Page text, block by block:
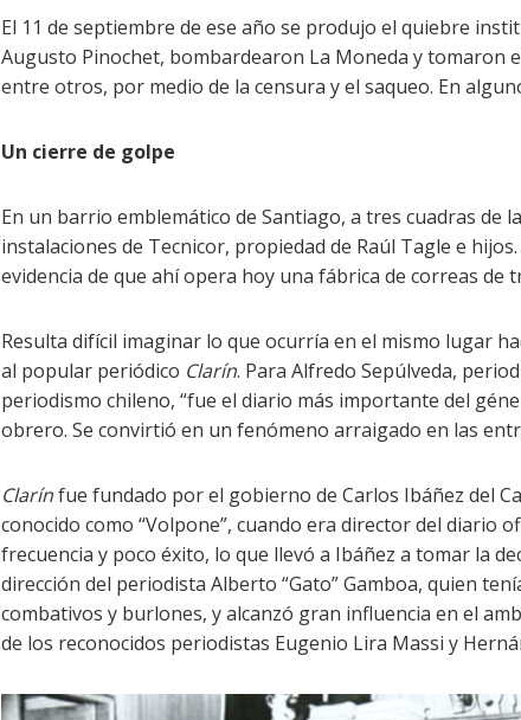
El 11 de septiembre de ese año se produjo el quiebre
Augusto Pinochet, bombardearon La Moneda y tomaron
entre otros, por medio de la censura y el saqueo. En
Un cierre de golpe
En un barrio emblemático de Santiago, a tres cuadras de
instalaciones de Tecnicor, propiedad de Raúl Tagle e
evidencia de que ahí opera hoy una fábrica de correas de
Resulta difícil imaginar lo que ocurría en el mismo lugar
al popular periódico Clarín. Para Alfredo Sepúlveda,
periodismo chileno, “fue el diario más importante del
obrero. Se convirtió en un fenómeno arraigado en las
Clarínfue fundado por el gobierno de Carlos Ibáñez del
conocido como “Volpone”, cuando era director del diario
frecuencia y poco éxito, lo que llevó a Ibáñez a tomar la
dirección del periodista Alberto “Gato” Gamboa, quien
combativos y burlones, y alcanzó gran influencia en el
de los reconocidos periodistas Eugenio Lira Massi y